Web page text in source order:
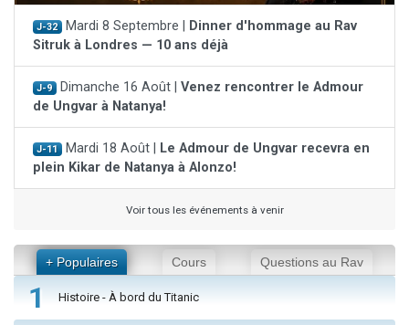
J-32 Mardi 8 Septembre |
Dinner d'hommage au Rav
Sitruk à Londres — 10 ans déjà
J-9 Dimanche 16 Août | Venez rencontrer le Admour
de Ungvar à Natanya!
J-11 Mardi 18 Août |
Le Admour de Ungvar recevra en
plein Kikar de Natanya à Alonzo!
Voir tous les événements à venir
+ Populaires Cours Questions au Rav
1 Histoire - À bord du Titanic